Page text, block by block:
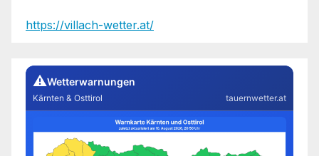
https://villach-wetter.at/